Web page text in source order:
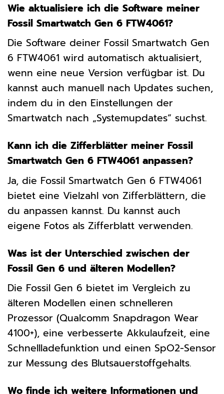
Wie aktualisiere ich die Software meiner
Fossil Smartwatch Gen 6 FTW4061?
Die Software deiner Fossil Smartwatch Gen
6 FTW4061 wird automatisch aktualisiert,
wenn eine neue Version verfügbar ist. Du
kannst auch manuell nach Updates suchen,
indem du in den Einstellungen der
Smartwatch nach „Systemupdates“ suchst.
Kann ich die Zifferblätter meiner Fossil
Smartwatch Gen 6 FTW4061 anpassen?
Ja, die Fossil Smartwatch Gen 6 FTW4061
bietet eine Vielzahl von Zifferblättern, die
du anpassen kannst. Du kannst auch
eigene Fotos als Zifferblatt verwenden.
Was ist der Unterschied zwischen der
Fossil Gen 6 und älteren Modellen?
Die Fossil Gen 6 bietet im Vergleich zu
älteren Modellen einen schnelleren
Prozessor (Qualcomm Snapdragon Wear
4100+), eine verbesserte Akkulaufzeit, eine
Schnellladefunktion und einen SpO2-Sensor
zur Messung des Blutsauerstoffgehalts.
Wo finde ich weitere Informationen und